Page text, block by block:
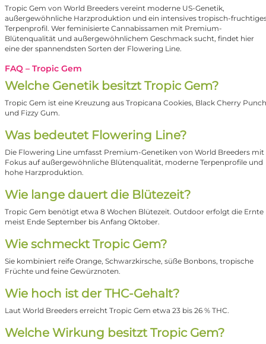
Tropic Gem von World Breeders vereint moderne US-Genetik,
außergewöhnliche Harzproduktion und ein intensives tropisch-
Terpenprofil. Wer feminisierte Cannabissamen mit Premium-
Blütenqualität und außergewöhnlichem Geschmack sucht, findet hier
eine der spannendsten Sorten der Flowering Line.
FAQ – Tropic Gem
Welche Genetik besitzt Tropic Gem?
Tropic Gem ist eine Kreuzung aus Tropicana Cookies, Black Cherry Punch
und Fizzy Gum.
Was bedeutet Flowering Line?
Die Flowering Line umfasst Premium-Genetiken von World Breeders mit
Fokus auf außergewöhnliche Blütenqualität, moderne Terpenprofile und
hohe Harzproduktion.
Wie lange dauert die Blütezeit?
Tropic Gem benötigt etwa 8 Wochen Blütezeit. Outdoor erfolgt die Ernte
meist Ende September bis Anfang Oktober.
Wie schmeckt Tropic Gem?
Sie kombiniert reife Orange, Schwarzkirsche, süße Bonbons, tropische
Früchte und feine Gewürznoten.
Wie hoch ist der THC-Gehalt?
Laut World Breeders erreicht Tropic Gem etwa 23 bis 26 % THC.
Welche Wirkung besitzt Tropic Gem?